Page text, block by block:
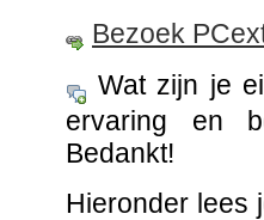
Bezoek
Wat zijn je
ervaring en
Bedankt!
Hieronder lees